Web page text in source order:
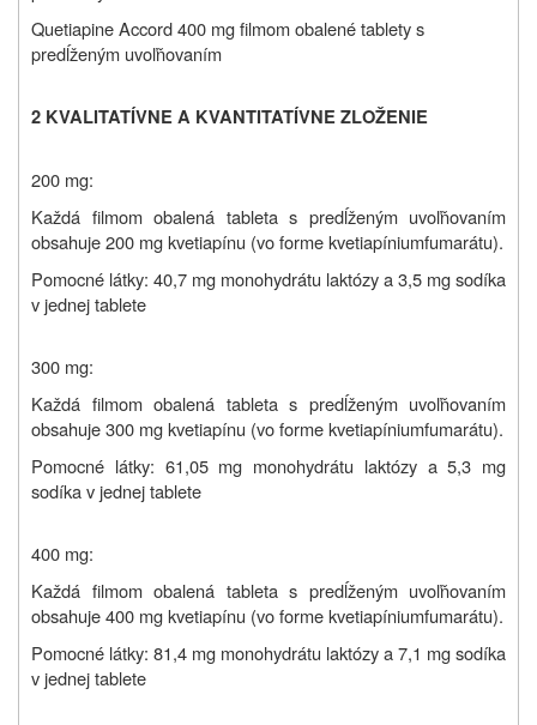
Quetiapine Accord 400 mg filmom obalené tablety s
predĺženým uvoľňovaním
2 KVALITATÍVNE A KVANTITATÍVNE ZLOŽENIE
200 mg:
Každá filmom obalená tableta s predĺženým uvoľňovaním
obsahuje 200 mg kvetiapínu (vo forme kvetiapíniumfumarátu).
Pomocné látky: 40,7 mg monohydrátu laktózy a 3,5 mg sodíka
v jednej tablete
300 mg:
Každá filmom obalená tableta s predĺženým uvoľňovaním
obsahuje 300 mg kvetiapínu (vo forme kvetiapíniumfumarátu).
Pomocné látky: 61,05 mg monohydrátu laktózy a 5,3 mg
sodíka v jednej tablete
400 mg:
Každá filmom obalená tableta s predĺženým uvoľňovaním
obsahuje 400 mg kvetiapínu (vo forme kvetiapíniumfumarátu).
Pomocné látky: 81,4 mg monohydrátu laktózy a 7,1 mg sodíka
v jednej tablete